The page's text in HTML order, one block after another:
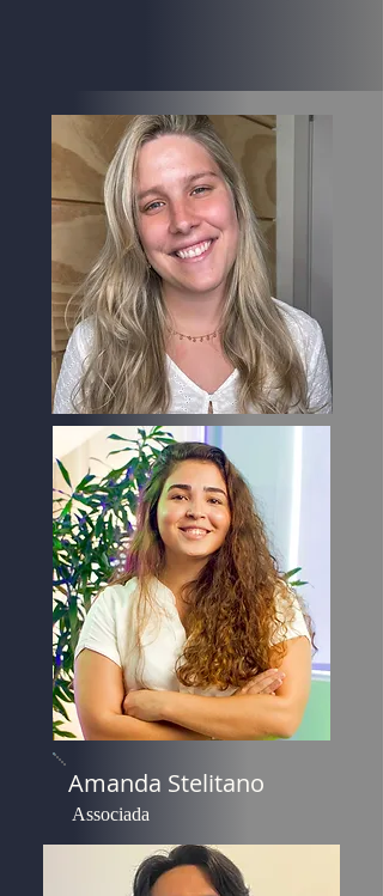
Amanda Stelitano
Associada